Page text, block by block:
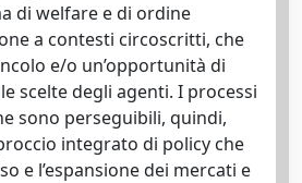
di welfare e di ordine
a contesti circoscritti, che
e/o un’opportunità di
scelte degli agenti. I processi
sono perseguibili, quindi,
integrato di policy che
e l’espansione dei mercati e